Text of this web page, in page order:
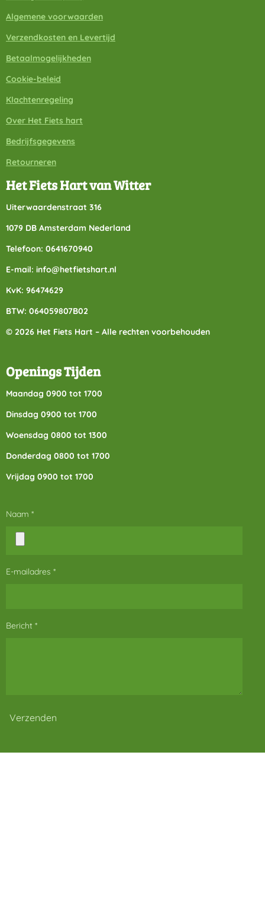
Algemene voorwaarden
Verzendkosten en Levertijd
Betaalmogelijkheden
Cookie-beleid
Klachtenregeling
Over Het Fiets hart
Bedrijfsgegevens
Retourneren
Het Fiets Hart van Witter
Uiterwaardenstraat 316
1079 DB Amsterdam Nederland
Telefoon: 0641670940
E-mail: info@hetfietshart.nl
KvK: 96474629
BTW: 064059807B02
© 2026 Het Fiets Hart – Alle rechten voorbehouden
Openings Tijden
Maandag 0900 tot 1700
Dinsdag 0900 tot 1700
Woensdag 0800 tot 1300
Donderdag 0800 tot 1700
Vrijdag 0900 tot 1700
Naam *
E-mailadres *
Bericht *
Verzenden